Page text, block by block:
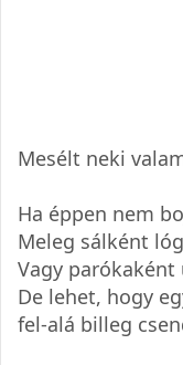
Mesélt neki
Ha éppen nem
Meleg sálként
Vagy parókaként
De lehet, hogy
fel-alá billeg